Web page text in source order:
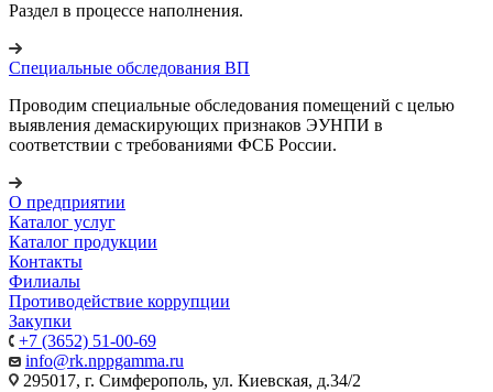
Раздел в процессе наполнения.
Специальные обследования ВП
Проводим специальные обследования помещений с целью
выявления демаскирующих признаков ЭУНПИ в
соответствии с требованиями ФСБ России.
О предприятии
Каталог услуг
Каталог продукции
Контакты
Филиалы
Противодействие коррупции
Закупки
+7 (3652) 51-00-69
info@rk.nppgamma.ru
295017, г. Симферополь, ул. Киевская, д.34/2